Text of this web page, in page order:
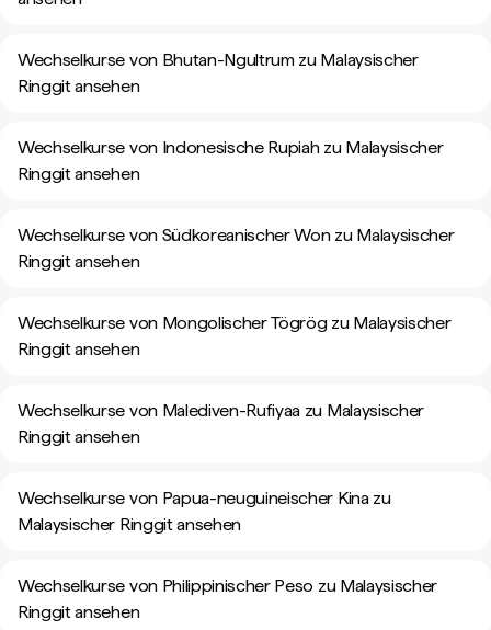
Wechselkurse von Bhutan-Ngultrum zu Malaysischer
Ringgit ansehen
Wechselkurse von Indonesische Rupiah zu Malaysischer
Ringgit ansehen
Wechselkurse von Südkoreanischer Won zu Malaysischer
Ringgit ansehen
Wechselkurse von Mongolischer Tögrög zu Malaysischer
Ringgit ansehen
Wechselkurse von Malediven-Rufiyaa zu Malaysischer
Ringgit ansehen
Wechselkurse von Papua-neuguineischer Kina zu
Malaysischer Ringgit ansehen
Wechselkurse von Philippinischer Peso zu Malaysischer
Ringgit ansehen